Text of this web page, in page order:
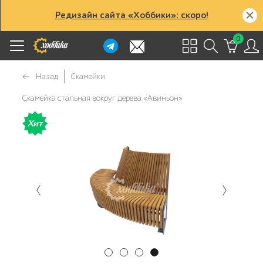
Редизайн сайта «Хоббики»: скоро!
0
Назад Скамейки
Скамейка стальная вокруг дерева «Авиньон»
Хит